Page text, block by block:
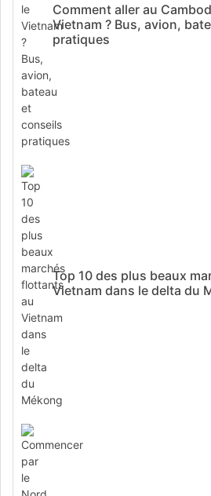
Comment aller au
Vietnam ? Bus, avion,
pratiques
Top 10 des plus beaux
Vietnam dans le delta du